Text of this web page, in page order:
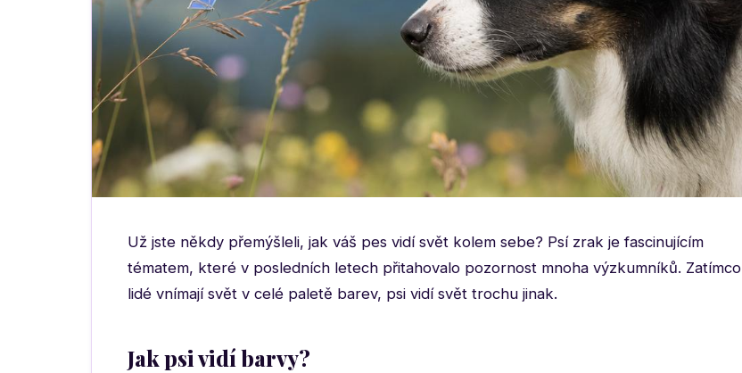
Už jste někdy přemýšleli, jak váš pes vidí svět kolem sebe? Psí zrak je fascinujícím
tématem, které v posledních letech přitahovalo pozornost mnoha výzkumníků. Zatímco
lidé vnímají svět v celé paletě barev, psi vidí svět trochu jinak.
Jak psi vidí barvy?